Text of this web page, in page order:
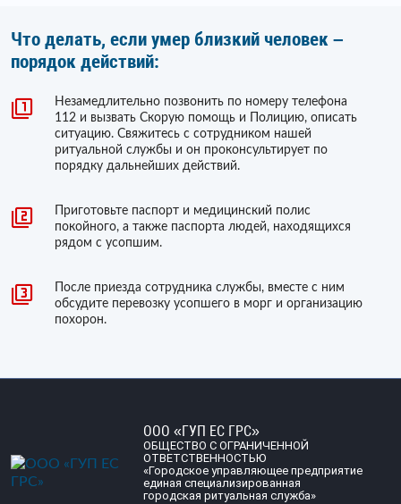
Что делать, если умер близкий человек –
порядок действий:
Незамедлительно позвонить по номеру телефона
112 и вызвать Скорую помощь и Полицию, описать
ситуацию. Свяжитесь с сотрудником нашей
ритуальной службы и он проконсультирует по
порядку дальнейших действий.
Приготовьте паспорт и медицинский полис
покойного, а также паспорта людей, находящихся
рядом с усопшим.
После приезда сотрудника службы, вместе с ним
обсудите перевозку усопшего в морг и организацию
похорон.
ООО «ГУП ЕС ГРС»
ОБЩЕСТВО С ОГРАНИЧЕННОЙ
ОТВЕТСТВЕННОСТЬЮ
«Городское управляющее предприятие
единая специализированная
городская ритуальная служба»